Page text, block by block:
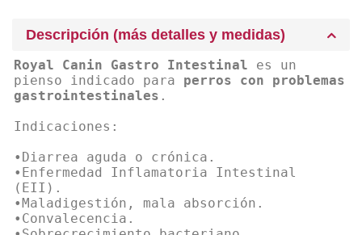
Descripción (más detalles y medidas)
Royal Canin Gastro Intestinal es un
pienso indicado para perros con problemas
gastrointestinales .
Indicaciones:
•Diarrea aguda o crónica.
•Enfermedad Inflamatoria Intestinal
(EII).
•Maladigestión, mala absorción.
•Convalecencia.